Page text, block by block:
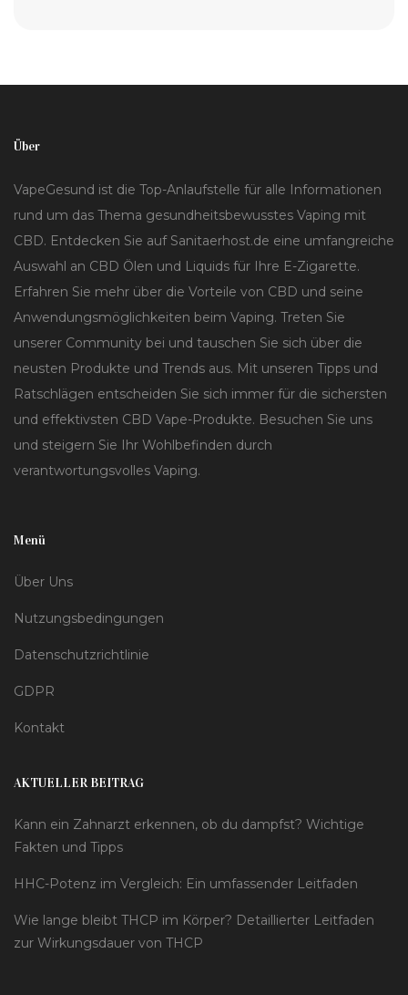
Über
VapeGesund ist die Top-Anlaufstelle für alle Informationen
rund um das Thema gesundheitsbewusstes Vaping mit
CBD. Entdecken Sie auf Sanitaerhost.de eine umfangreiche
Auswahl an CBD Ölen und Liquids für Ihre E-Zigarette.
Erfahren Sie mehr über die Vorteile von CBD und seine
Anwendungsmöglichkeiten beim Vaping. Treten Sie
unserer Community bei und tauschen Sie sich über die
neusten Produkte und Trends aus. Mit unseren Tipps und
Ratschlägen entscheiden Sie sich immer für die sichersten
und effektivsten CBD Vape-Produkte. Besuchen Sie uns
und steigern Sie Ihr Wohlbefinden durch
verantwortungsvolles Vaping.
Menü
Über Uns
Nutzungsbedingungen
Datenschutzrichtlinie
GDPR
Kontakt
AKTUELLER BEITRAG
Kann ein Zahnarzt erkennen, ob du dampfst? Wichtige
Fakten und Tipps
HHC-Potenz im Vergleich: Ein umfassender Leitfaden
Wie lange bleibt THCP im Körper? Detaillierter Leitfaden
zur Wirkungsdauer von THCP